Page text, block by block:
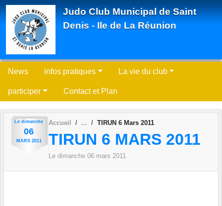
Judo Club Municipal de Saint
Denis - Ile de La Réunion
News infos pratiques La vie du club
participer Contact et Plan
Le dimanche
06
MARS 2011
Accueil TIRUN 6 Mars 2011
TIRUN 6 MARS 2011
Le dimanche 06 mars 2011
Panneau de gestion des cookies